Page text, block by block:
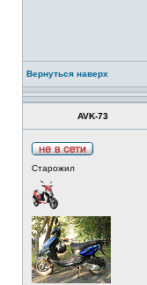
Вернуться наверх
AVK-73
Старожил